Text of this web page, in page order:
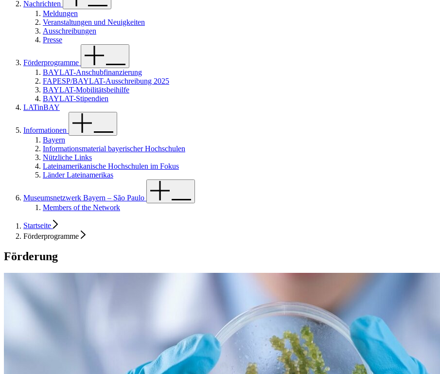
Nachrichten
Meldungen
Veranstaltungen und Neuigkeiten
Ausschreibungen
Presse
Förderprogramme
BAYLAT-Anschubfinanzierung
FAPESP/BAYLAT-Ausschreibung 2025
BAYLAT-Mobilitätsbeihilfe
BAYLAT-Stipendien
LATinBAY
Informationen
Bayern
Informationsmaterial bayerischer Hochschulen
Nützliche Links
Lateinamerikanische Hochschulen im Fokus
Länder Lateinamerikas
Museumsnetzwerk Bayern – São Paulo
Members of the Network
Startseite
Förderprogramme
Förderung